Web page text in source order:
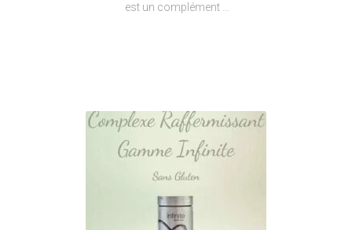
est un complément …